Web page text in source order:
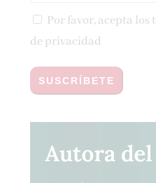
Por favor, acepta los
de privacidad